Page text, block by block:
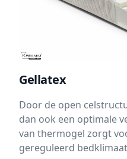
Gellatex
Door de open
dan ook een optimale
van thermogel zorgt
gereguleerd